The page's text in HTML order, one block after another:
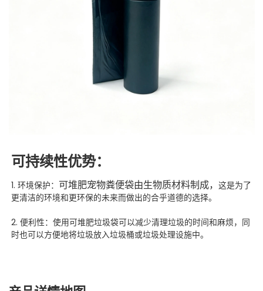
可持续性优势：
1. 环境保护： 可堆肥宠物粪便袋由生物质材料制成，这是为了
更清洁的环境和更环保的未来而做出的合乎道德的选择。
2. 便利性：使用可堆肥垃圾袋可以减少清理垃圾的时间和麻烦，同
时也可以方便地将垃圾放入垃圾桶或垃圾处理设施中。